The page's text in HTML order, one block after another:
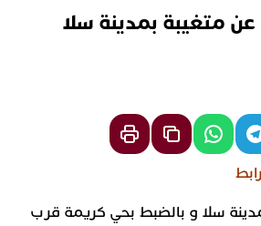
متغيبة بمدينة سلا
سلا و بالضبط بحي كريمة قرب